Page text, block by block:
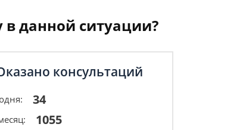
в данной ситуации?
консультаций
34
1055